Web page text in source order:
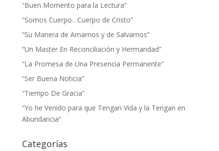
“Buen Momento para la Lectura”
“Somos Cuerpo…Cuerpo de Cristo”
“Su Manera de Amarnos y de Salvarnos”
“Un Master En Reconciliación y Hermandad”
“La Promesa de Una Presencia Permanente”
“Ser Buena Noticia”
“Tiempo De Gracia”
“Yo he Venido para que Tengan Vida y la Tengan en
Abundancia”
Categorías